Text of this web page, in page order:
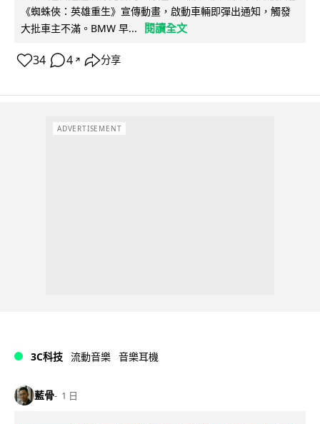
《蜘蛛俠：英雄重生》宣傳動畫，啟動車輛即彈出通知，觸發
大批車主不滿。BMW 早...
閱讀全文
34 4 ↗ 分享
ADVERTISEMENT
3C科技 流動音樂 音樂耳機
藍骨 1 日